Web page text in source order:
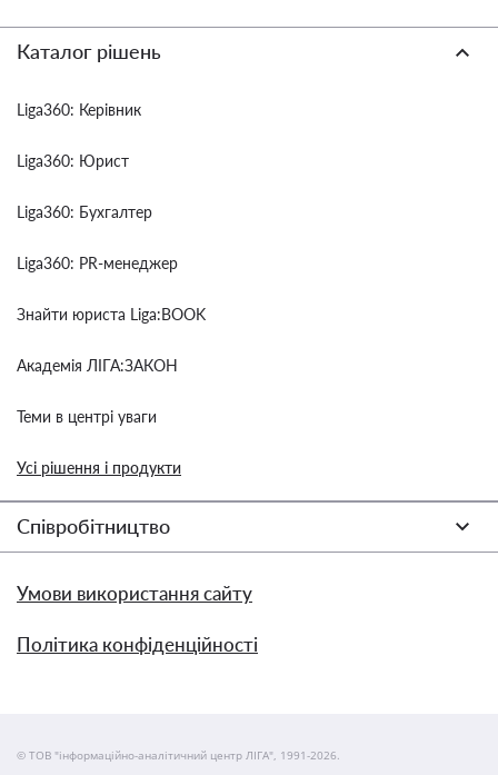
Каталог рішень
Liga360: Керівник
Liga360: Юрист
Liga360: Бухгалтер
Liga360: PR-менеджер
Знайти юриста Liga:BOOK
Академія ЛІГА:ЗАКОН
Теми в центрі уваги
Усі рішення і продукти
Співробітництво
Умови використання сайту
Політика конфіденційності
© ТОВ "інформаційно-аналітичний центр ЛІГА", 1991-2026.